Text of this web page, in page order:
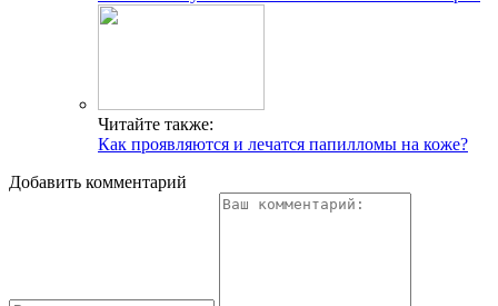
Читайте также:
Как проявляются и лечатся папилломы на коже?
Добавить комментарий